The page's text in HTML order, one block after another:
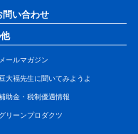
問い合わせ
メールマガジン
大福先生に聞いてみようよ
助金・税制優遇情報
グリーンプロダクツ